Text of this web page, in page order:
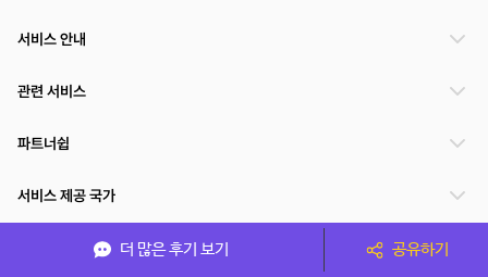
더 많은 후기 보기 공유하기
서비스 안내
관련 서비스
파트너쉽
서비스 제공 국가